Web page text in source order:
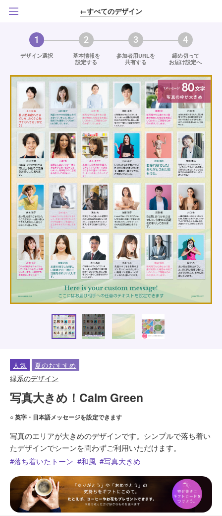
←すべてのデザイン
1
デザイン選択
2
基本情報を
設定する
3
参加者用URLを
共有する
4
締め切って
お届け設定へ
人気 夏のおすすめ
緑系のデザイン
写真大きめ！Calm Green
○ 英字・日本語メッセージを設定できます
写真のエリアが大きめのデザインです。シンプルで落ち着い
たデザインでシーンを問わずご利用いただけます。
落ち着いたトーン
和風 写真大きめ